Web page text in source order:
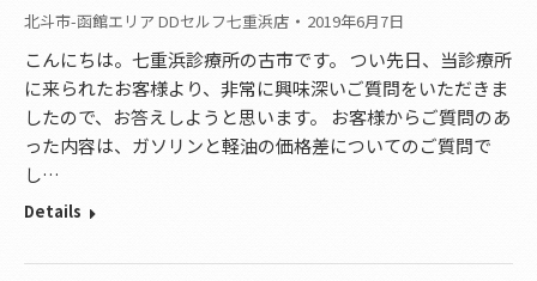
北斗市-函館エリア DDセルフ七重浜店 2019年6月7日
こんにちは。七重浜診療所の古市です。 つい先日、当診療所
に来られたお客様より、非常に興味深いご質問をいただきま
したので、お答えしようと思います。 お客様からご質問のあ
った内容は、ガソリンと軽油の価格差についてのご質問で
し…
Details